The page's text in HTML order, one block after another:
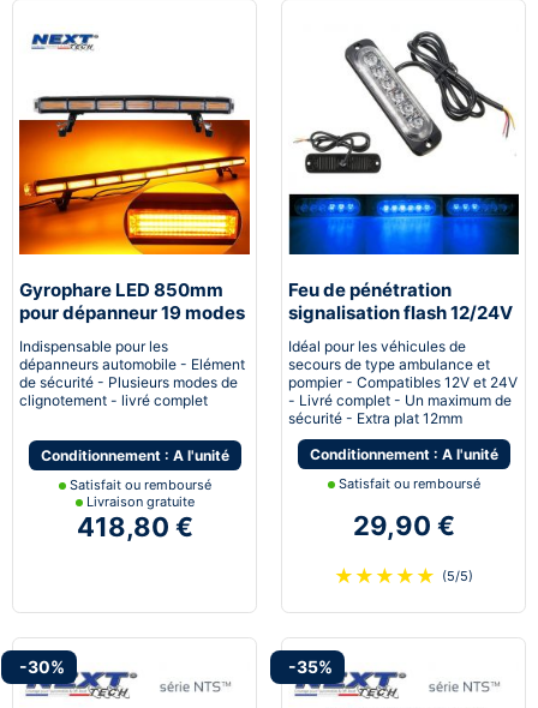
Gyrophare LED 850mm
pour dépanneur 19 modes
Indispensable pour les
dépanneurs automobile - Elément
de sécurité - Plusieurs modes de
clignotement - livré complet
Conditionnement : A l'unité
Satisfait ou remboursé
Livraison gratuite
418,80 €
Feu de pénétration
signalisation flash 12/24V
18W à 6 LED - Bleu
Idéal pour les véhicules de
secours de type ambulance et
pompier - Compatibles 12V et 24V
- Livré complet - Un maximum de
sécurité - Extra plat 12mm
Conditionnement : A l'unité
Satisfait ou remboursé
29,90 €
★ ★ ★ ★ ★ (5/5)
-30% -35%